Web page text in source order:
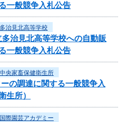
一般競争入札公告
多治見北高等学校
治見北高等学校への自動販
一般競争入札公告
中央家畜保健衛生所
の調達に関する一般競争入
生所）
国際園芸アカデミー